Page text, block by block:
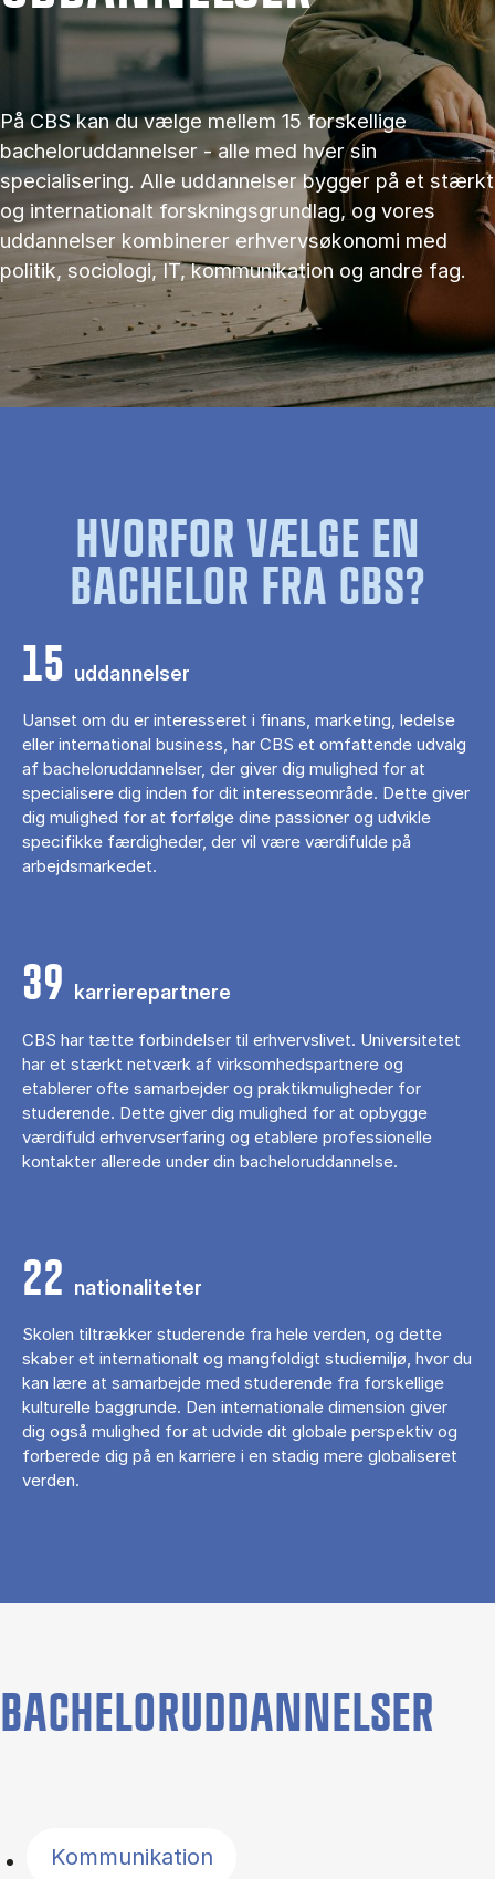
På CBS kan du vælge mellem 15 forskellige
bacheloruddannelser - alle med hver sin
specialisering. Alle uddannelser bygger på et stærkt
og internationalt forskningsgrundlag, og vores
uddannelser kombinerer erhvervsøkonomi med
politik, sociologi, IT, kommunikation og andre fag.
HVORFOR VÆLGE EN
BACHELOR FRA CBS?
15 uddannelser
Uanset om du er interesseret i finans, marketing, ledelse
eller international business, har CBS et omfattende udvalg
af bacheloruddannelser, der giver dig mulighed for at
specialisere dig inden for dit interesseområde. Dette giver
dig mulighed for at forfølge dine passioner og udvikle
specifikke færdigheder, der vil være værdifulde på
arbejdsmarkedet.
39 karrierepartnere
CBS har tætte forbindelser til erhvervslivet. Universitetet
har et stærkt netværk af virksomhedspartnere og
etablerer ofte samarbejder og praktikmuligheder for
studerende. Dette giver dig mulighed for at opbygge
værdifuld erhvervserfaring og etablere professionelle
kontakter allerede under din bacheloruddannelse.
22 nationaliteter
Skolen tiltrækker studerende fra hele verden, og dette
skaber et internationalt og mangfoldigt studiemiljø, hvor du
kan lære at samarbejde med studerende fra forskellige
kulturelle baggrunde. Den internationale dimension giver
dig også mulighed for at udvide dit globale perspektiv og
forberede dig på en karriere i en stadig mere globaliseret
verden.
BACHELORUDDANNELSER
Kommunikation